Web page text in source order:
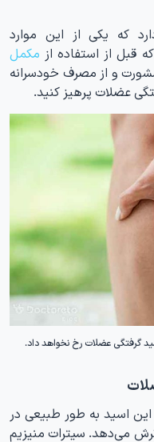
که یکی از این موارد
قبل از استفاده از مکمل
و از مصرف خودسرانه
عضلات پرهیز کنید.
گرفتگی عضلات رخ نخواهد داد.
اسید به طور طبیعی در
می‌دهد. سیترات منیزیم